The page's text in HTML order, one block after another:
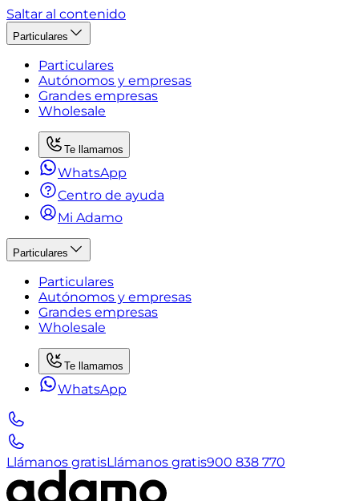
Saltar al contenido
Particulares
Particulares
Autónomos y empresas
Grandes empresas
Wholesale
Te llamamos
WhatsApp
Centro de ayuda
Mi Adamo
Particulares
Particulares
Autónomos y empresas
Grandes empresas
Wholesale
Te llamamos
WhatsApp
Llámanos gratisLlámanos gratis900 838 770